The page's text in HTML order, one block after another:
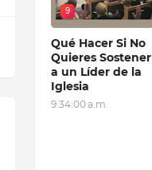
9
Qué Hacer Si No
Quieres Sostener
a un Líder de la
Iglesia
9:34:00 a.m.